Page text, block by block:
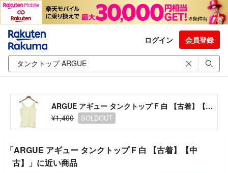
ログイン 会員登録
ARGUE アギュー タンクトップ F 白 【古着】【中古】
¥1,400
SOLDOUT
「ARGUE アギュー タンクトップ F 白 【古着】【中
古】」に近い商品